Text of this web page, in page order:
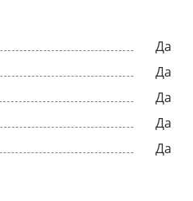
Да
Да
Да
Да
Да